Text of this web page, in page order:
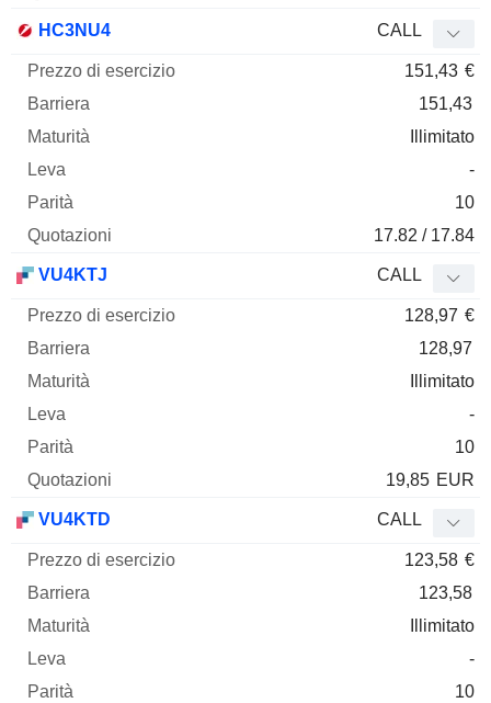
HC3NU4 CALL
151,43 €
151,43
Illimitato
-
10
17.82 / 17.84
VU4KTJ CALL
128,97 €
128,97
Illimitato
-
10
19,85 EUR
VU4KTD CALL
123,58 €
123,58
Illimitato
-
10